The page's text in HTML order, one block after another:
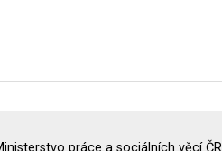
práce a sociálních věcí ČR.